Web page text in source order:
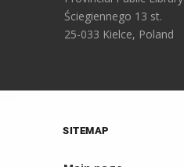
Ściegiennego 13 st.
25-033 Kielce, Poland
SITEMAP